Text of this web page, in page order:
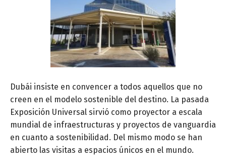
Dubái insiste en convencer a todos aquellos que no
creen en el modelo sostenible del destino. La pasada
Exposición Universal sirvió como proyector a escala
mundial de infraestructuras y proyectos de vanguardia
en cuanto a sostenibilidad. Del mismo modo se han
abierto las visitas a espacios únicos en el mundo.